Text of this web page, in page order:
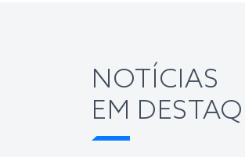
NOTÍCIAS
EM